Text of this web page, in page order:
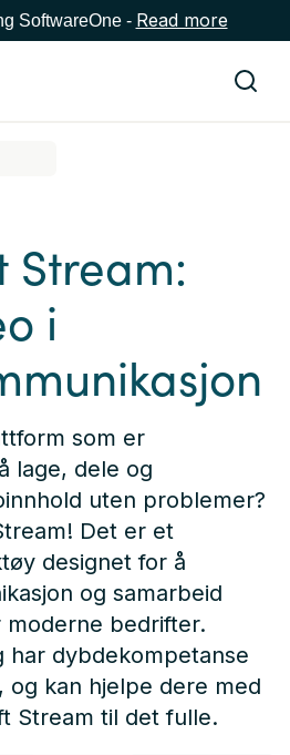
SoftwareOne - Read more
Stream:
i
som er
lage, dele og
uten problemer?
Det er et
designet for å
og samarbeid
moderne bedrifter.
har dybdekompetanse
, og kan hjelpe dere med
Stream til det fulle.